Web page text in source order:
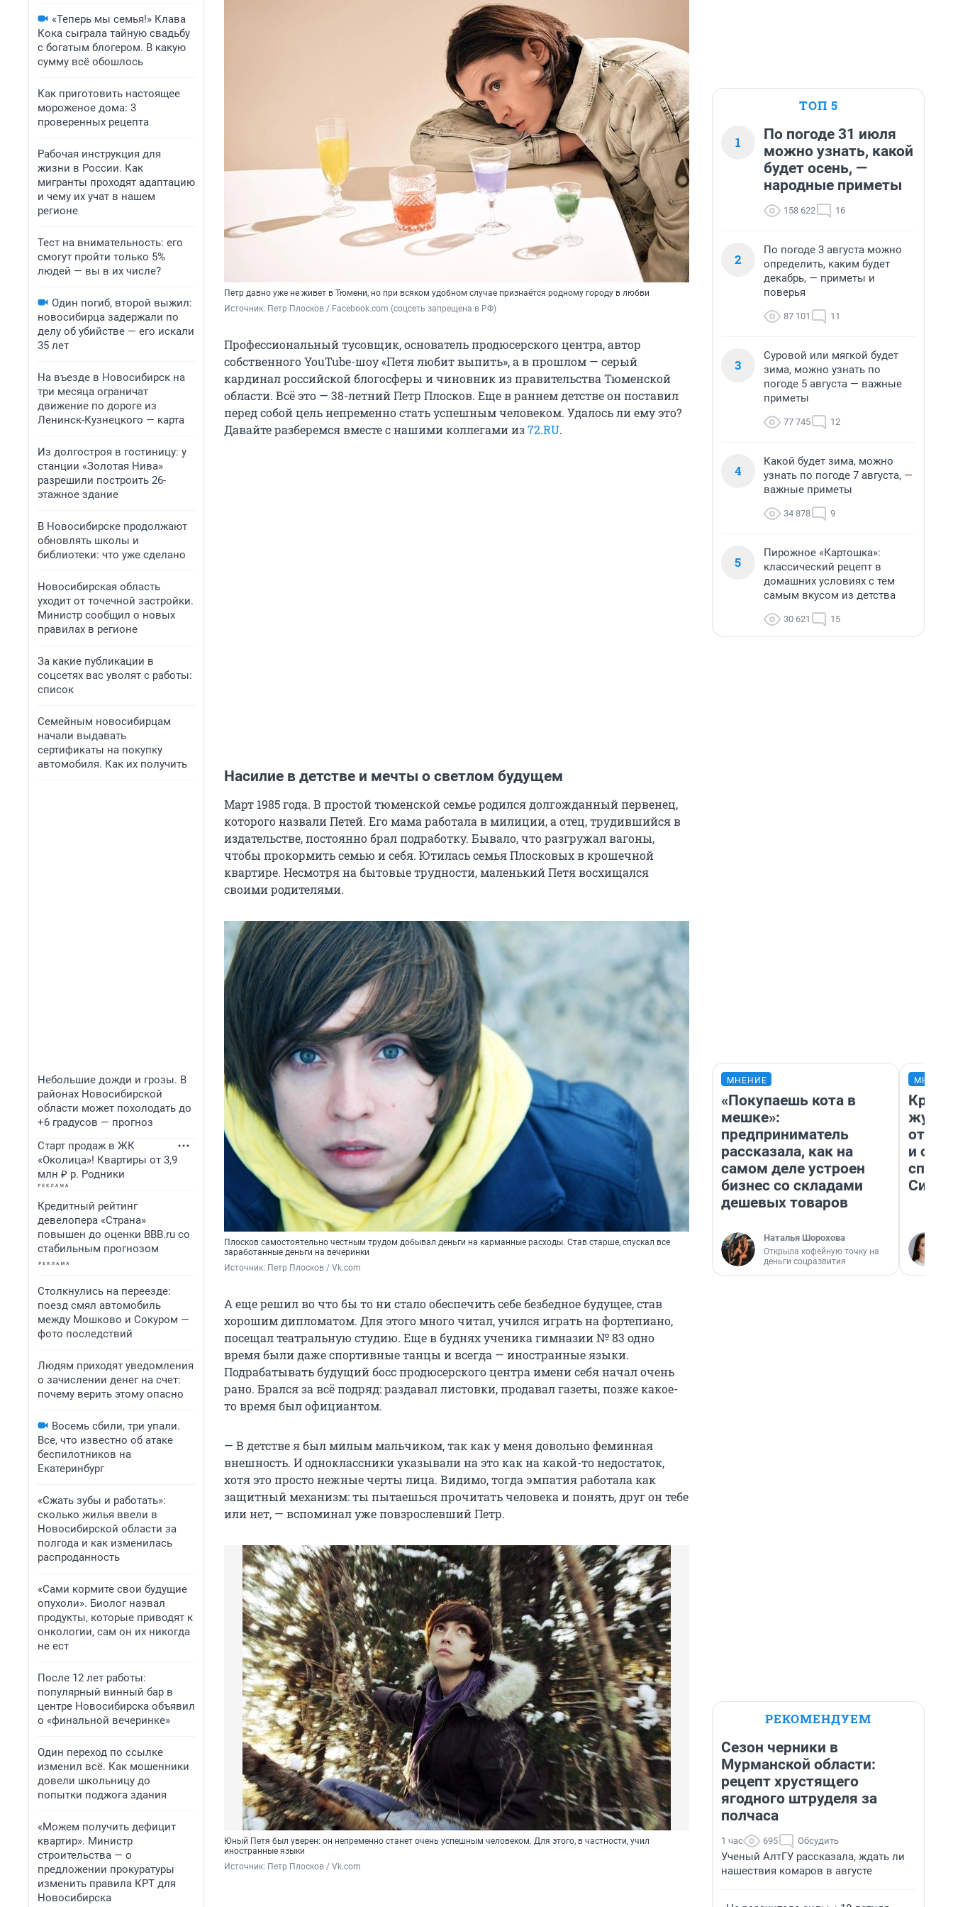
«Теперь мы семья!» Клава
Кока сыграла тайную свадьбу
с богатым блогером. В какую
сумму всё обошлось
Как приготовить настоящее
мороженое дома: 3
проверенных рецепта
Рабочая инструкция для
жизни в России. Как
мигранты проходят адаптацию
и чему их учат в нашем
регионе
Тест на внимательность: его
смогут пройти только 5%
людей — вы в их числе?
Один погиб, второй выжил:
новосибирца задержали по
делу об убийстве — его искали
35 лет
На въезде в Новосибирск на
три месяца ограничат
движение по дороге из
Ленинск-Кузнецкого — карта
Из долгостроя в гостиницу: у
станции «Золотая Нива»
разрешили построить 26-
этажное здание
В Новосибирске продолжают
обновлять школы и
библиотеки: что уже сделано
Новосибирская область
уходит от точечной застройки.
Министр сообщил о новых
правилах в регионе
За какие публикации в
соцсетях вас уволят с работы:
список
Семейным новосибирцам
начали выдавать
сертификаты на покупку
автомобиля. Как их получить
Небольшие дожди и грозы. В
районах Новосибирской
области может похолодать до
+6 градусов — прогноз
Старт продаж в ЖК
«Околица»! Квартиры от 3,9
млн ₽ р. Родники
Кредитный рейтинг
девелопера «Страна»
повышен до оценки BBB.ru со
стабильным прогнозом
Столкнулись на переезде:
поезд смял автомобиль
между Мошково и Сокуром —
фото последствий
Людям приходят уведомления
о зачислении денег на счет:
почему верить этому опасно
Восемь сбили, три упали.
Все, что известно об атаке
беспилотников на
Екатеринбург
«Сжать зубы и работать»:
сколько жилья ввели в
Новосибирской области за
полгода и как изменилась
распроданность
«Сами кормите свои будущие
опухоли». Биолог назвал
продукты, которые приводят к
онкологии, сам он их никогда
не ест
После 12 лет работы:
популярный винный бар в
центре Новосибирска объявил
о «финальной вечеринке»
Один переход по ссылке
изменил всё. Как мошенники
довели школьницу до
попытки поджога здания
«Можем получить дефицит
квартир». Министр
строительства — о
предложении прокуратуры
изменить правила КРТ для
Новосибирска
Петр давно уже не живет в Тюмени, но при всяком удобном случае признаётся родному городу в любви
Источник: Петр Плосков / Facebook.com (соцсеть запрещена в РФ)
Профессиональный тусовщик, основатель продюсерского центра, автор
собственного YouTube-шоу «Петя любит выпить», а в прошлом — серый
кардинал российской блогосферы и чиновник из правительства Тюменской
области. Всё это — 38-летний Петр Плосков. Еще в раннем детстве он поставил
перед собой цель непременно стать успешным человеком. Удалось ли ему это?
Давайте разберемся вместе с нашими коллегами из72.RU.
Насилие в детстве и мечты о светлом будущем
Март 1985 года. В простой тюменской семье родился долгожданный первенец,
которого назвали Петей. Его мама работала в милиции, а отец, трудившийся в
издательстве, постоянно брал подработку. Бывало, что разгружал вагоны,
чтобы прокормить семью и себя. Ютилась семья Плосковых в крошечной
квартире. Несмотря на бытовые трудности, маленький Петя восхищался
своими родителями.
Плосков самостоятельно честным трудом добывал деньги на карманные расходы. Став старше, спускал все
заработанные деньги на вечеринки
Источник: Петр Плосков / Vk.com
А еще решил во что бы то ни стало обеспечить себе безбедное будущее, став
хорошим дипломатом. Для этого много читал, учился играть на фортепиано,
посещал театральную студию. Еще в буднях ученика гимназии № 83 одно
время были даже спортивные танцы и всегда — иностранные языки.
Подрабатывать будущий босс продюсерского центра имени себя начал очень
рано. Брался за всё подряд: раздавал листовки, продавал газеты, позже какое-
то время был официантом.
— В детстве я был милым мальчиком, так как у меня довольно феминная
внешность. И одноклассники указывали на это как на какой-то недостаток,
хотя это просто нежные черты лица. Видимо, тогда эмпатия работала как
защитный механизм: ты пытаешься прочитать человека и понять, друг он тебе
или нет, — вспоминал уже повзрослевший Петр.
Юный Петя был уверен: он непременно станет очень успешным человеком. Для этого, в частности, учил
иностранные языки
Источник: Петр Плосков / Vk.com
ТОП 5
1
По погоде 31 июля
можно узнать, какой
будет осень, —
народные приметы
158 622 16
2
По погоде 3 августа можно
определить, каким будет
декабрь, — приметы и
поверья
87 101 11
3
Суровой или мягкой будет
зима, можно узнать по
погоде 5 августа — важные
приметы
77 745 12
4
Какой будет зима, можно
узнать по погоде 7 августа, —
важные приметы
34 878 9
5
Пирожное «Картошка»:
классический рецепт в
домашних условиях с тем
самым вкусом из детства
30 621 15
МНЕНИЕ
«Покупаешь кота в
мешке»:
предприниматель
рассказала, как на
самом деле устроен
бизнес со складами
дешевых товаров
Наталья Шорохова
Открыла кофейную точку на
деньги соцразвития
и
РЕКОМЕНДУЕМ
Сезон черники в
Мурманской области:
рецепт хрустящего
ягодного штруделя за
полчаса
1 час 695 Обсудить
Ученый АлтГУ рассказала, ждать ли
нашествия комаров в августе